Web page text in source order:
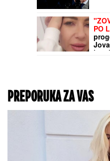
PO
je
sa
PREPORUKA ZA VAS